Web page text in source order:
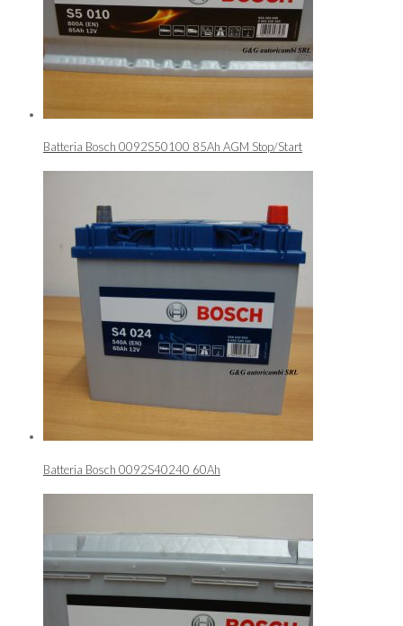
Batteria Bosch 0092S50100 85Ah AGM Stop/Start
Batteria Bosch 0092S40240 60Ah